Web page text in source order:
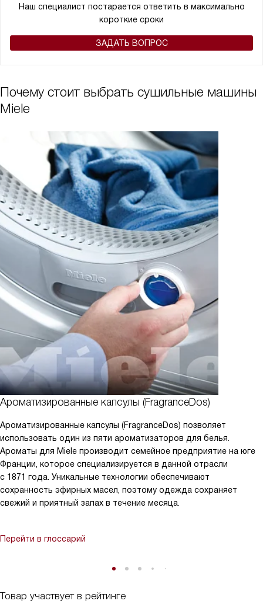
Товар участвует в рейтинге
Наш специалист постарается ответить в максимально
короткие сроки
ЗАДАТЬ ВОПРОС
Почему стоит выбрать сушильные машины
Miele
Ароматизированные капсулы (FragranceDos)
Ароматизированные капсулы (FragranceDos) позволяет
использовать один из пяти ароматизаторов для белья.
Ароматы для Miele производит семейное предприятие на юге
Франции, которое специализируется в данной отрасли
с 1871 года. Уникальные технологии обеспечивают
сохранность эфирных масел, поэтому одежда сохраняет
свежий и приятный запах в течение месяца.
Перейти в глоссарий